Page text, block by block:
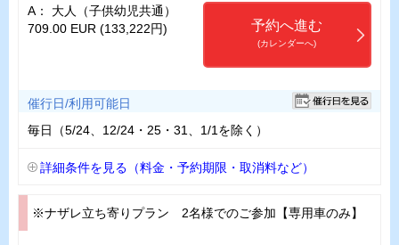
A： 大人（子供幼児共通）
709.00 EUR (133,222円)
予約へ進む
(カレンダーへ)
催行日/利用可能日
毎日（5/24、12/24・25・31、1/1を除く）
詳細条件を見る（料金・予約期限・取消料など）
※ナザレ立ち寄りプラン 2名様でのご参加【専用車のみ】